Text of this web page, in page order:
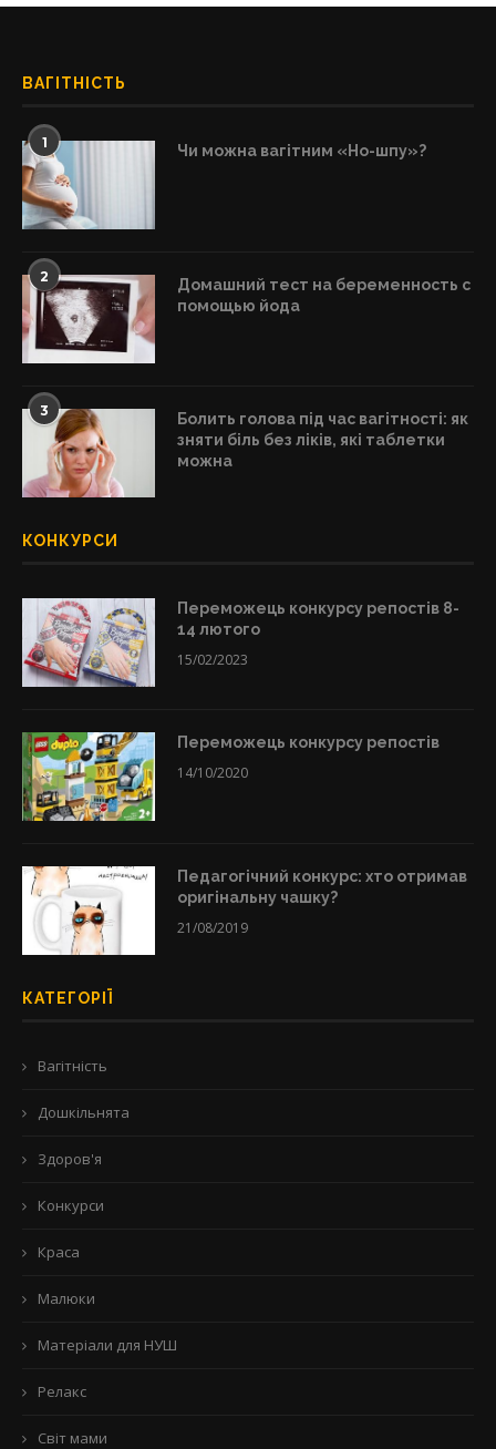
ВАГІТНІСТЬ
1 Чи можна вагітним «Но-шпу»?
2
Домашний тест на беременность с
помощью йода
3
Болить голова під час вагітності: як
зняти біль без ліків, які таблетки
можна
КОНКУРСИ
Переможець конкурсу репостів 8-
14 лютого
15/02/2023
Переможець конкурсу репостів
14/10/2020
Педагогічний конкурс: хто отримав
оригінальну чашку?
21/08/2019
КАТЕГОРІЇ
Вагітність
Дошкільнята
Здоров'я
Конкурси
Краса
Малюки
Матеріали для НУШ
Релакс
Світ мами